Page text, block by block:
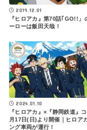
2019.12.01
『ヒロアカ』第70話｢GO!!」
ーローは飯田天哉！
2024.01.10
『ヒロアカ』×『静岡鉄道』
月17日(日)より開催｜ヒロア
ング車両が運行！